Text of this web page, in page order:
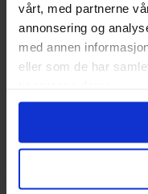
vårt, med partnerne
annonsering og
med annen
eller som de har
Utgiver
Lanseringsdato
(dd.mm.yyyy)
Illustrasjoner